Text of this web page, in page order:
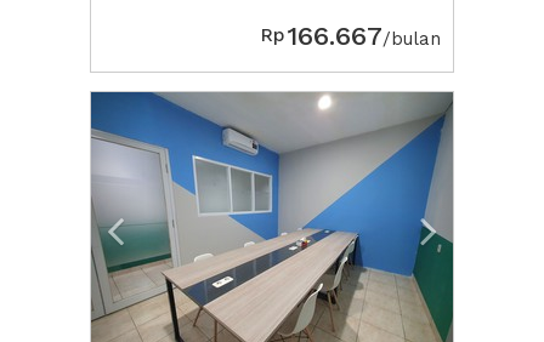
Rp166.667/bulan
Previous Next2